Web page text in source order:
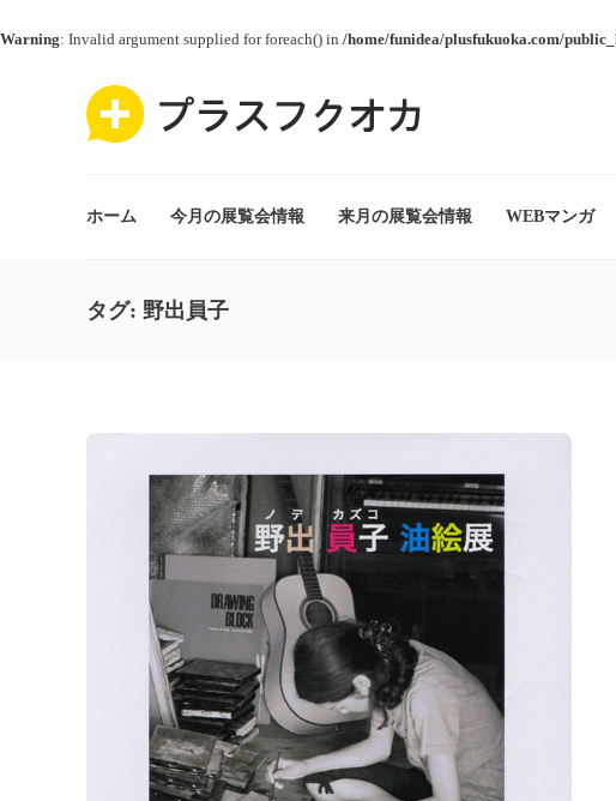
Warning: Invalid argument supplied for foreach() in /home/funidea/plusfukuoka.com/
ホーム 今月の展覧会情報 来月の展覧会情報 WEBマンガ
タグ: 野出員子